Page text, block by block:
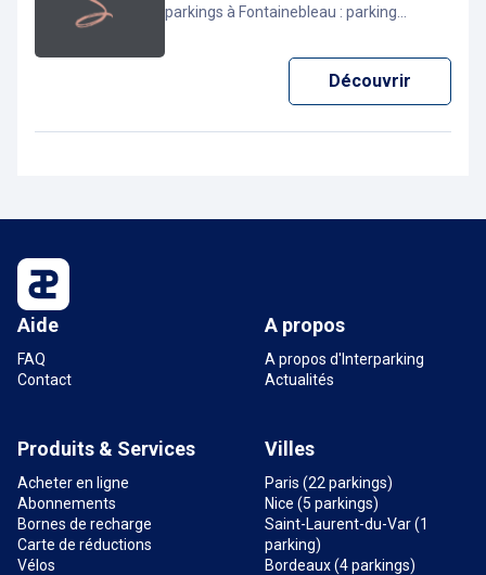
parkings à Fontainebleau : parking
Interparking Marché (80m) et le parking
Interparking Place d'Armes. Stationner
dans un de ces parking avec la Pcard app
Découvrir
Aide
FAQ
Contact
A propos
A propos d'Interparking
Actualités
Produits & Services
Acheter en ligne
Abonnements
Bornes de recharge
Carte de réductions
Vélos
Villes
Paris (22 parkings)
Nice (5 parkings)
Saint-Laurent-du-Var (1
parking)
Bordeaux (4 parkings)